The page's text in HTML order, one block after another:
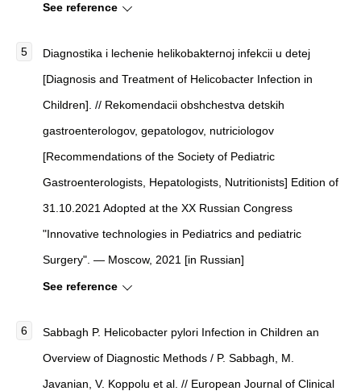
See reference
Diagnostika i lechenie helikobakternoj infekcii u detej
[Diagnosis and Treatment of Helicobacter Infection in
Children]. // Rekomendacii obshchestva detskih
gastroenterologov, gepatologov, nutriciologov
[Recommendations of the Society of Pediatric
Gastroenterologists, Hepatologists, Nutritionists] Edition of
31.10.2021 Adopted at the XX Russian Congress
"Innovative technologies in Pediatrics and pediatric
Surgery". — Moscow, 2021 [in Russian]
See reference
Sabbagh P. Helicobacter pylori Infection in Children an
Overview of Diagnostic Methods / P. Sabbagh, M.
Javanian, V. Koppolu et al. // European Journal of Clinical